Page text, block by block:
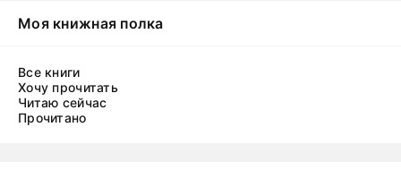
Моя книжная полка
Все книги
Хочу прочитать
Читаю сейчас
Прочитано